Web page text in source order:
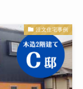
注文住宅事例